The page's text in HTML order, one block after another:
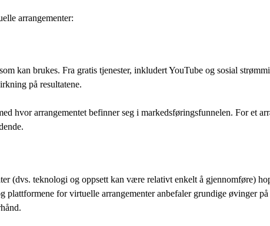
arrangementer:
kan brukes. Fra gratis tjenester, inkludert YouTube og sosial
på resultatene.
hvor arrangementet befinner seg i markedsføringsfunnelen. For et
(dvs. teknologi og oppsett kan være relativt enkelt å gjennomføre)
plattformene for virtuelle arrangementer anbefaler grundige øvinger